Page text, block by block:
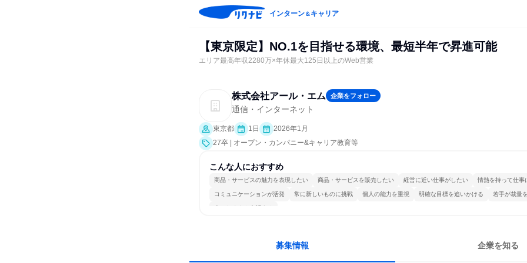
インターン＆キャリア
【東京限定】NO.1を目指せる環境、最短半年で昇進可能
エリア最高年収2280万×年休最大125日以上のWeb営業
株式会社アール・エム 企業をフォロー
通信・インターネット
東京都 1日
2026年1月
27卒 | オープン・カンパニー&キャリア教育等
こんな人におすすめ
商品・サービスの魅力を表現したい 商品・サービスを販売したい 経営に近い仕事がしたい 情熱を持って仕事
コミュニケーションが活発 常に新しいものに挑戦 個人の能力を重視 明確な目標を追いかける 若手が裁量
人とたくさん会話する
募集情報 企業を知る